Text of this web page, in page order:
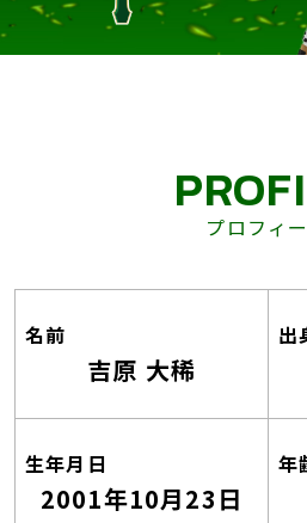
プロフィ
名前
吉原 大稀
出
生年月日
2001年10月23日
年